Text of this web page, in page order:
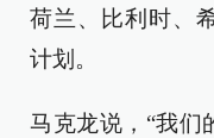
荷兰、比利时、
计划。
马克龙说，“我们